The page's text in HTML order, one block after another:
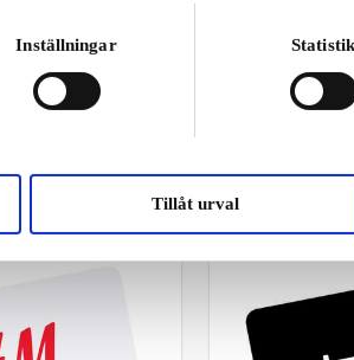
Inställningar Statistik
Tillåt urval
Julklappar till honom